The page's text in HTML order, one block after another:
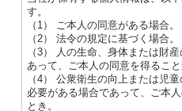
す。
（1） ご本人の同意がある場合。
（2） 法令の規定に基づく場合。
（3） 人の生命、身体または財
あって、ご本人の同意を得ること
（4） 公衆衛生の向上または児
必要がある場合であって、ご本
とき。